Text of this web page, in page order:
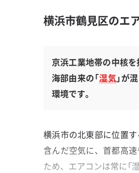
横浜市鶴見区のエ
京浜工業地帯の中核
海部由来の「湿気」が
環境です。
横浜市の北東部に位置
含んだ空気に、首都高
ため、エアコンは常に「